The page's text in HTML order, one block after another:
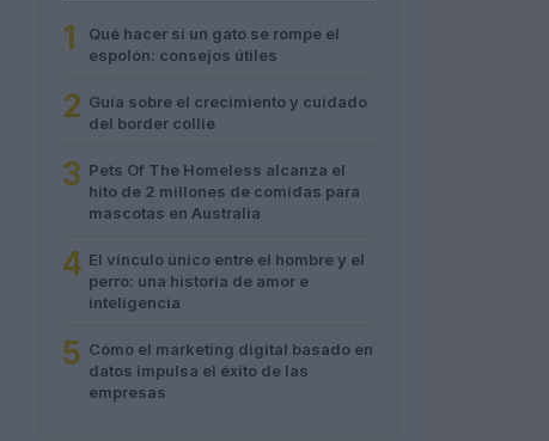
1
Qué hacer si un gato se rompe el
espolón: consejos útiles
2 Guía sobre el crecimiento y cuidado
del border collie
3 Pets Of The Homeless alcanza el
hito de 2 millones de comidas para
mascotas en Australia
4 El vínculo único entre el hombre y el
perro: una historia de amor e
inteligencia
5 Cómo el marketing digital basado en
datos impulsa el éxito de las
empresas